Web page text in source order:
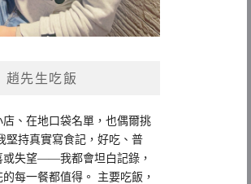
趙先生吃飯
、在地口袋名單，也偶爾挑
堅持真實寫食記，好吃、普
或失望——我都會坦白記錄，
每一餐都值得。 主要吃飯，